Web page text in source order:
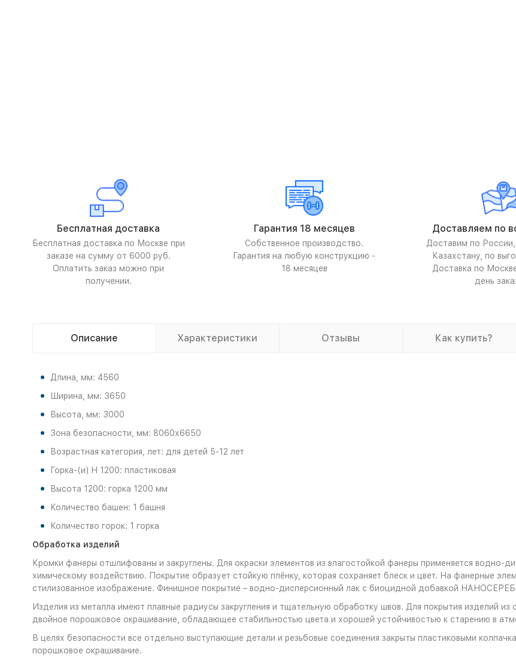
Бесплатная доставка
Бесплатная доставка по Москве при
заказе на сумму от 6000 руб.
Оплатить заказ можно при
получении.
Гарантия 18 месяцев
Собственное производство.
Гарантия на любую конструкцию -
18 месяцев
Доставляем по
Доставим по
Казахстану, по
Доставка по
день
Описание Характеристики Отзывы Как купить?
Длина, мм: 4560
Ширина, мм: 3650
Высота, мм: 3000
Зона безопасности, мм: 8060х6650
Возрастная категория, лет: для детей 5-12 лет
Горка-(и) H 1200: пластиковая
Высота 1200: горка 1200 мм
Количество башен: 1 башня
Количество горок: 1 горка
Обработка изделий
Кромки фанеры отшлифованы и закруглены. Для окраски элементов из влагостойкой фанеры применяется водно-
химическому воздействию. Покрытие образует стойкую плёнку, которая сохраняет блеск и цвет. На фанерные
стилизованное изображение. Финишное покрытие – водно-дисперсионный лак с биоцидной добавкой
Изделия из металла имеют плавные радиусы закругления и тщательную обработку швов. Для покрытия изделий из
двойное порошковое окрашивание, обладающее стабильностью цвета и хорошей устойчивостью к старению в
В целях безопасности все отдельно выступающие детали и резьбовые соединения закрыты пластиковыми
порошковое окрашивание.